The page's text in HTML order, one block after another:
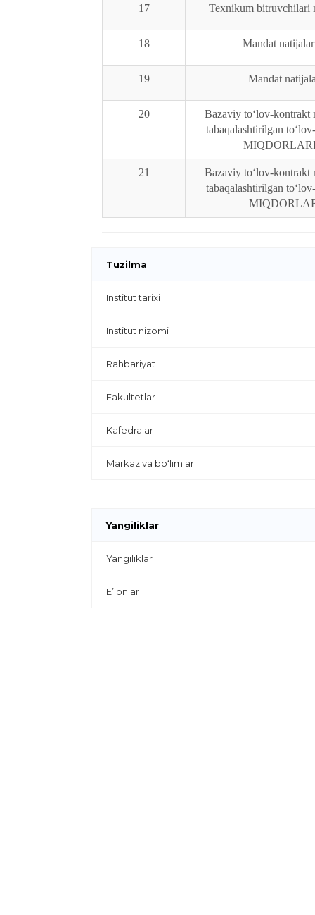
17 Texnikum bitruvchilari
18 Mandat
19 Mandat
20
Bazaviy to‘lov-kontrakt
tabaqalashtirilgan
21
Bazaviy to‘lov-kontrakt
tabaqalashtirilgan
Tuzilma
Institut tarixi
Institut nizomi
Rahbariyat
Fakultetlar
Kafedralar
Markaz va bo‘limlar
Yangiliklar
Yangiliklar
E’lonlar